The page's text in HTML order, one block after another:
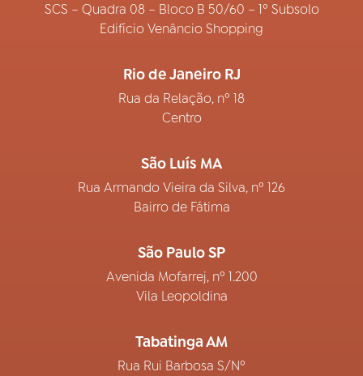
SCS – Quadra 08 – Bloco B 50/60 – 1º Subsolo
Edifício Venâncio Shopping
Rio de Janeiro RJ
Rua da Relação, nº 18
Centro
São Luís MA
Rua Armando Vieira da Silva, nº 126
Bairro de Fátima
São Paulo SP
Avenida Mofarrej, nº 1.200
Vila Leopoldina
Tabatinga AM
Rua Rui Barbosa S/Nº